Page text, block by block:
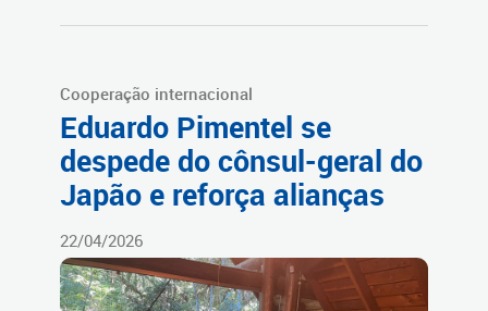
Cooperação internacional
Eduardo Pimentel se
despede do cônsul-geral do
Japão e reforça alianças
22/04/2026